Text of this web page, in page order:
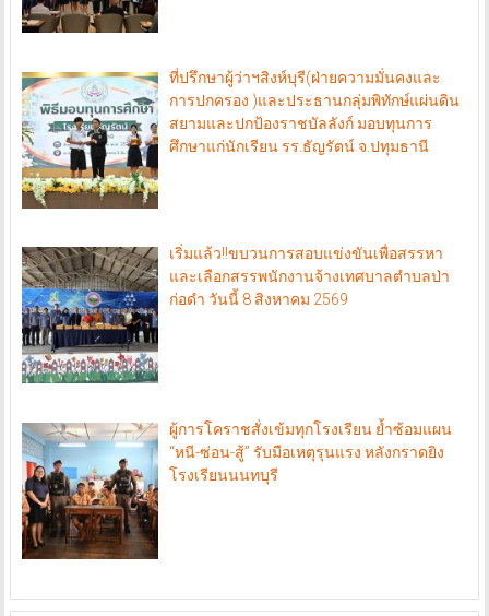
ที่ปรึกษาผู้ว่าฯสิงห์บุรี(ฝ่ายความมั่นคงและ
การปกครอง )และประธานกลุ่มพิทักษ์แผ่นดิน
สยามและปกป้องราชบัลลังก์ มอบทุนการ
ศึกษาแก่นักเรียน รร.ธัญรัตน์ จ.ปทุมธานี
เริ่มแล้ว!!ขบวนการสอบแข่งขันเพื่อสรรหา
และเลือกสรรพนักงานจ้างเทศบาลตำบลป่า
ก่อดำ วันนี้ 8 สิงหาคม 2569
ผู้การโคราชสั่งเข้มทุกโรงเรียน ย้ำซ้อมแผน
“หนี-ซ่อน-สู้” รับมือเหตุรุนแรง หลังกราดยิง
โรงเรียนนนทบุรี